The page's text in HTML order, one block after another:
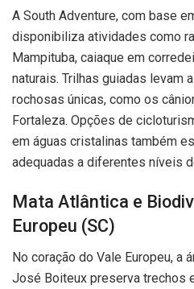
A South Adventure, com base
disponibiliza atividades como
Mampituba, caiaque em
naturais. Trilhas guiadas levam
rochosas únicas, como os
Fortaleza. Opções de
em águas cristalinas também
adequadas a diferentes níveis
Mata Atlântica e
Europeu (SC)
No coração do Vale Europeu, a
José Boiteux preserva trechos